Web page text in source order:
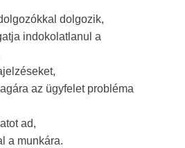
dolgozik,
indokolatlanul a
az ügyfelet probléma
ad,
a munkára.